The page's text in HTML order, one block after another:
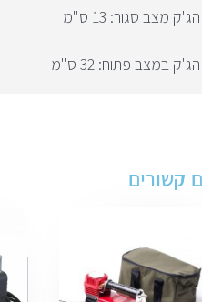
מצב סגור: 13 ס"מ
במצב פתוח: 32 ס"מ
קשורים